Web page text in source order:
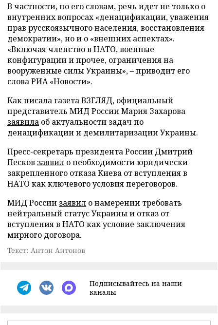
В частности, по его словам, речь идет не только о
внутренних вопросах «денацификации, уважения
прав русскоязычного населения, восстановления
демократии», но и о «внешних аспектах».
«Включая членство в НАТО, военные
конфигурации и прочее, ограничения на
вооруженные силы Украины», – приводит его
словаРИА «Новости».
Как писала газета ВЗГЛЯД, официальный
представитель МИД России Мария Захарова
заявила об актуальности задач по
денацификации и демилитаризации Украины.
Пресс-секретарь президента России Дмитрий
Песков заявил о необходимости юридически
закрепленного отказа Киева от вступления в
НАТО как ключевого условия переговоров.
МИД России заявил о намерении требовать
нейтральный статус Украины и отказ от
вступления в НАТО как условие заключения
мирного договора.
Текст: Антон Антонов
Подписывайтесь на наши
каналы